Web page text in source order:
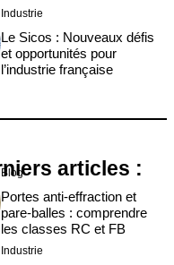
Industrie
Le Sicos : Nouveaux défis
et opportunités pour
l’industrie française
articles :
Blog
Portes anti-effraction et
pare-balles : comprendre
les classes RC et FB
Industrie